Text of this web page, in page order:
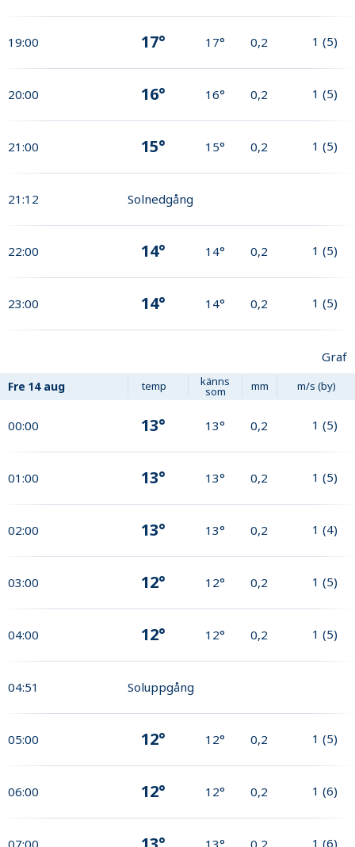
19:00 17° 17° 0,2 1 (5)
20:00 16° 16° 0,2 1 (5)
21:00 15° 15° 0,2 1 (5)
21:12 Solnedgång
22:00 14° 14° 0,2 1 (5)
23:00 14° 14° 0,2 1 (5)
Graf
Fre 14 aug temp känns
som mm m/s (by)
00:00 13° 13° 0,2 1 (5)
01:00 13° 13° 0,2 1 (5)
02:00 13° 13° 0,2 1 (4)
03:00 12° 12° 0,2 1 (5)
04:00 12° 12° 0,2 1 (5)
04:51 Soluppgång
05:00 12° 12° 0,2 1 (5)
06:00 12° 12° 0,2 1 (6)
07:00 13° 0,2 1 (6)